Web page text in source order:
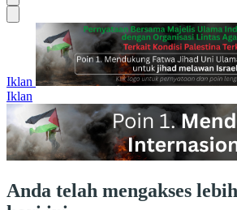
Iklan
Iklan
Anda telah mengakses